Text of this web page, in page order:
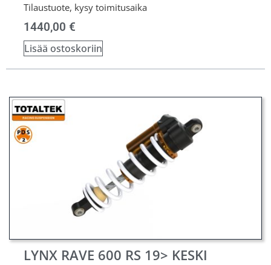
Tilaustuote, kysy toimitusaika
1440,00 €
Lisää ostoskoriin
LYNX RAVE 600 RS 19> KESKI